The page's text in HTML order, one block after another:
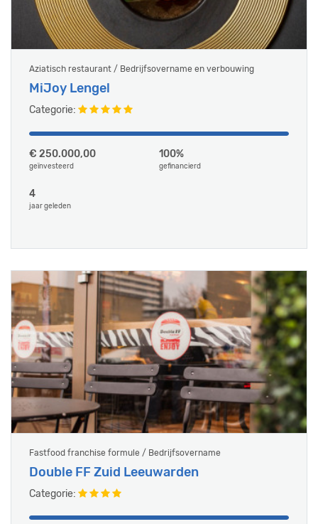
Aziatisch restaurant / Bedrijfsovername en verbouwing
MiJoy Lengel
Categorie:
€ 250.000,00
geïnvesteerd
100%
gefinancierd
4
jaar geleden
Fastfood franchise formule / Bedrijfsovername
Double FF Zuid Leeuwarden
Categorie: